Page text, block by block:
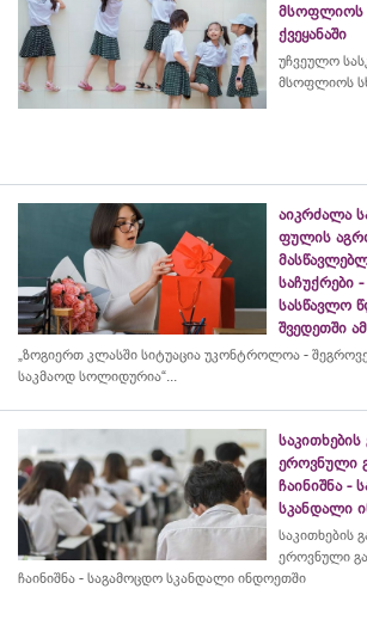
მსოფლიოს
ქვეყანაში
უჩვეულო
მსოფლიოს
აიკრძალა
ფულის
საჩუქრები
სასწავლო
შვედეთში
„ზოგიერთ კლასში სიტუაცია უკონტროლოა -
საკმაოდ სოლიდურია“...
ეროვნული
ჩაინიშნა -
სკანდალი
საკითხების
ეროვნული
ჩაინიშნა - საგამოცდო სკანდალი ინდოეთში